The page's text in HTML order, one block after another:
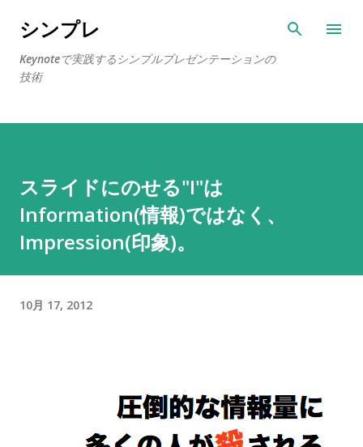
スキップしてメイン コンテンツに移動
シンプレ
Keynoteで実践するシンプルプレゼンテーションの
技術
スライドにのせる"I"は
Information(情報)ではなく、
Impression(印象)。
10月 17, 2012